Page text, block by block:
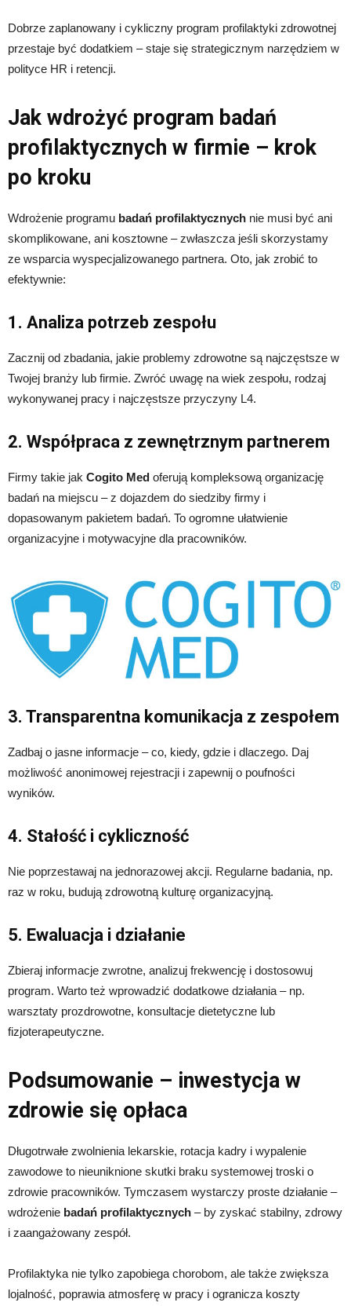
Dobrze zaplanowany i cykliczny program profilaktyki zdrowotnej
przestaje być dodatkiem – staje się strategicznym narzędziem w
polityce HR i retencji.
Jak wdrożyć program badań
profilaktycznych w firmie – krok
po kroku
Wdrożenie programu badań profilaktycznych nie musi być ani
skomplikowane, ani kosztowne – zwłaszcza jeśli skorzystamy
ze wsparcia wyspecjalizowanego partnera. Oto, jak zrobić to
efektywnie:
1. Analiza potrzeb zespołu
Zacznij od zbadania, jakie problemy zdrowotne są najczęstsze w
Twojej branży lub firmie. Zwróć uwagę na wiek zespołu, rodzaj
wykonywanej pracy i najczęstsze przyczyny L4.
2. Współpraca z zewnętrznym partnerem
Firmy takie jak Cogito Med oferują kompleksową organizację
badań na miejscu – z dojazdem do siedziby firmy i
dopasowanym pakietem badań. To ogromne ułatwienie
organizacyjne i motywacyjne dla pracowników.
3. Transparentna komunikacja z zespołem
Zadbaj o jasne informacje – co, kiedy, gdzie i dlaczego. Daj
możliwość anonimowej rejestracji i zapewnij o poufności
wyników.
4. Stałość i cykliczność
Nie poprzestawaj na jednorazowej akcji. Regularne badania, np.
raz w roku, budują zdrowotną kulturę organizacyjną.
5. Ewaluacja i działanie
Zbieraj informacje zwrotne, analizuj frekwencję i dostosowuj
program. Warto też wprowadzić dodatkowe działania – np.
warsztaty prozdrowotne, konsultacje dietetyczne lub
fizjoterapeutyczne.
Podsumowanie – inwestycja w
zdrowie się opłaca
Długotrwałe zwolnienia lekarskie, rotacja kadry i wypalenie
zawodowe to nieuniknione skutki braku systemowej troski o
zdrowie pracowników. Tymczasem wystarczy proste działanie –
wdrożenie badań profilaktycznych – by zyskać stabilny, zdrowy
i zaangażowany zespół.
Profilaktyka nie tylko zapobiega chorobom, ale także zwiększa
lojalność, poprawia atmosferę w pracy i ogranicza koszty